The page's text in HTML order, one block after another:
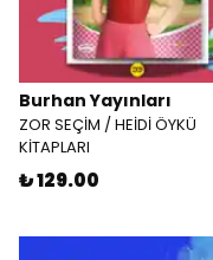
Burhan Yayınları
ZOR SEÇİM / HEİDİ ÖYKÜ
KİTAPLARI
₺ 129.00